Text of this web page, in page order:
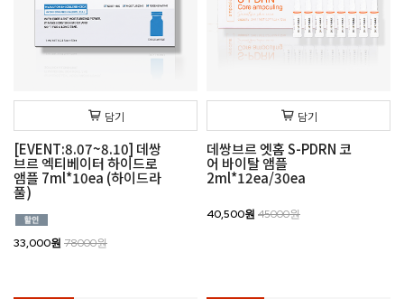
담기
[EVENT:8.07~8.10] 데쌍
브르 엑티베이터 하이드로
앰플 7ml*10ea (하이드라
풀)
33,000원 78000원
담기
데쌍브르 엣홈 S-PDRN 코
어 바이탈 앰플
2ml*12ea/30ea
40,500원 45000원